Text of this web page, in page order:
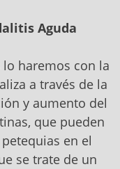
Aguda
haremos con la
a través de la
y aumento del
que pueden
en el
se trate de un